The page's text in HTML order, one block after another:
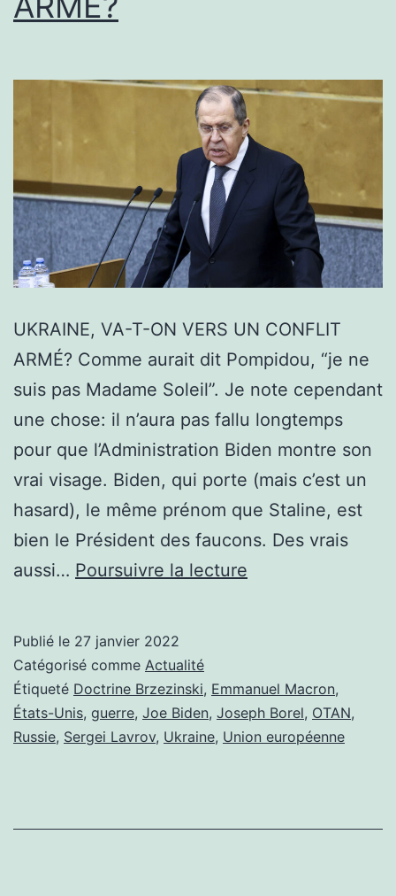
UKRAINE, VA-T-ON VERS UN CONFLIT
ARMÉ? Comme aurait dit Pompidou, “je ne
suis pas Madame Soleil”. Je note cependant
une chose: il n’aura pas fallu longtemps
pour que l’Administration Biden montre son
vrai visage. Biden, qui porte (mais c’est un
hasard), le même prénom que Staline, est
bien le Président des faucons. Des vrais
aussi… Poursuivre la lecture
VERS
UN
CONFLIT
Publié le 27 janvier 2022
Catégorisé comme Actualité
Étiqueté Doctrine Brzezinski, Emmanuel Macron,
États-Unis, guerre, Joe Biden, Joseph Borel, OTAN,
Russie, Sergei Lavrov, Ukraine, Union européenne